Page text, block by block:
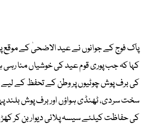
پاک فوج کے جوانوں نے عید الاضحیٰ کے
کہا کہ جب پوری قوم عید کی خوشیاں منا
کی برف پوش چوٹیوں پر وطن کے تحفظ کے
سخت سردی، ٹھنڈی ہواؤں اور برف پوش بلند
کی حفاظت کیلئے سیسہ پلائی دیوار بن کر